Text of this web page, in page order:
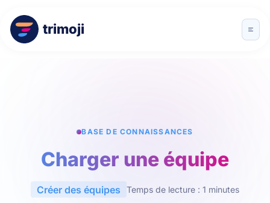
trimoji
BASE DE CONNAISSANCES
Charger une équipe
Créer des équipes Temps de lecture : 1 minutes